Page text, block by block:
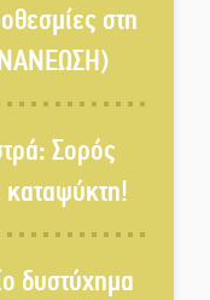
αγορά και
και τον
στη
Σορός
δυστύχημα